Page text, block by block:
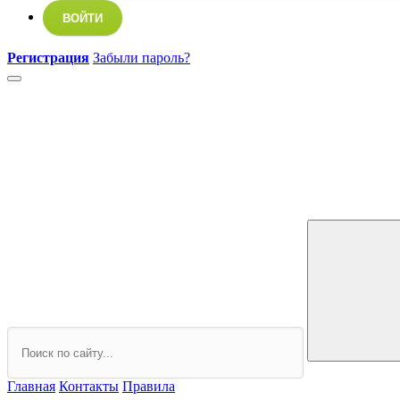
ВОЙТИ
Регистрация Забыли пароль?
Главная Контакты Правила